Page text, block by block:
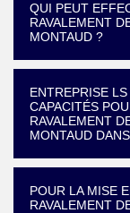
QUI PEUT
RAVALEMENT
MONTAUD ?
ENTREPRISE
CAPACITÉS
RAVALEMENT
MONTAUD
POUR LA MISE
RAVALEMENT